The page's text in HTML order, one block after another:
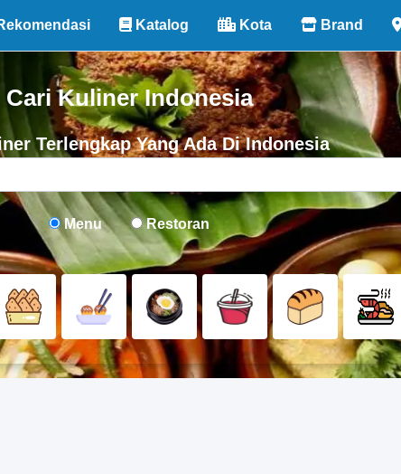
Katalog Kota Brand
Cari Kuliner Indonesia
Terlengkap Yang Ada Di Indonesia
Menu Restoran